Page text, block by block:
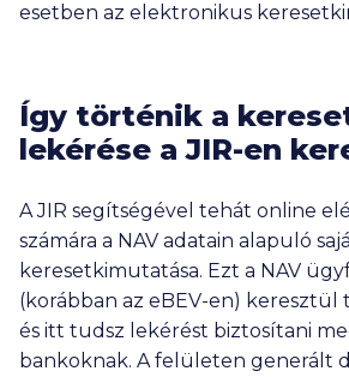
esetben az elektronikus
Így történik a
lekérése a JIR-en
A JIR segítségével tehát online
számára a NAV adatain alapuló
keresetkimutatása. Ezt a NAV
(korábban az eBEV-en)
és itt tudsz lekérést biztosítani
bankoknak. A felületen generált